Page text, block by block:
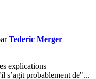
Tederic Merger
explications
s’agit probablement de"...